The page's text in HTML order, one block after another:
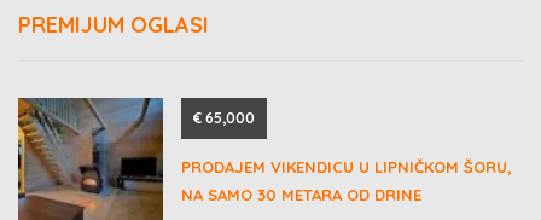
PREMIJUM OGLASI
€ 65,000
PRODAJEM VIKENDICU U LIPNIČKOM ŠORU,
NA SAMO 30 METARA OD DRINE